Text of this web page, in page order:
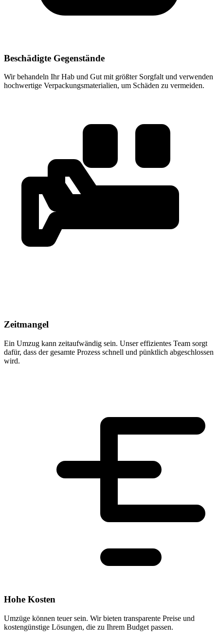
Beschädigte Gegenstände
Wir behandeln Ihr Hab und Gut mit größter Sorgfalt und verwenden
hochwertige Verpackungsmaterialien, um Schäden zu vermeiden.
Zeitmangel
Ein Umzug kann zeitaufwändig sein. Unser effizientes Team sorgt
dafür, dass der gesamte Prozess schnell und pünktlich abgeschlossen
wird.
Hohe Kosten
Umzüge können teuer sein. Wir bieten transparente Preise und
kostengünstige Lösungen, die zu Ihrem Budget passen.